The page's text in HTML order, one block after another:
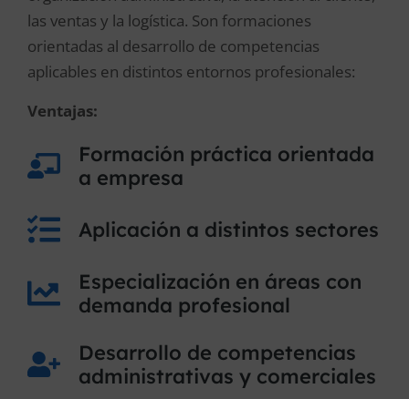
las ventas y la logística. Son formaciones
orientadas al desarrollo de competencias
aplicables en distintos entornos profesionales:
Ventajas:
Formación práctica orientada
a empresa
Aplicación a distintos sectores
Especialización en áreas con
demanda profesional
Desarrollo de competencias
administrativas y comerciales